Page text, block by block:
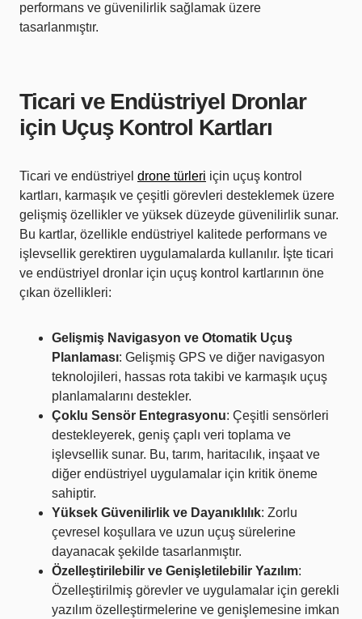
performans ve güvenilirlik sağlamak üzere
tasarlanmıştır.
Ticari ve Endüstriyel Dronlar
için Uçuş Kontrol Kartları
Ticari ve endüstriyel drone türleri için uçuş kontrol
kartları, karmaşık ve çeşitli görevleri desteklemek üzere
gelişmiş özellikler ve yüksek düzeyde güvenilirlik sunar.
Bu kartlar, özellikle endüstriyel kalitede performans ve
işlevsellik gerektiren uygulamalarda kullanılır. İşte ticari
ve endüstriyel dronlar için uçuş kontrol kartlarının öne
çıkan özellikleri:
Gelişmiş Navigasyon ve Otomatik Uçuş
Planlaması: Gelişmiş GPS ve diğer navigasyon
teknolojileri, hassas rota takibi ve karmaşık uçuş
planlamalarını destekler.
Çoklu Sensör Entegrasyonu: Çeşitli sensörleri
destekleyerek, geniş çaplı veri toplama ve
işlevsellik sunar. Bu, tarım, haritacılık, inşaat ve
diğer endüstriyel uygulamalar için kritik öneme
sahiptir.
Yüksek Güvenilirlik ve Dayanıklılık: Zorlu
çevresel koşullara ve uzun uçuş sürelerine
dayanacak şekilde tasarlanmıştır.
Özelleştirilebilir ve Genişletilebilir Yazılım:
Özelleştirilmiş görevler ve uygulamalar için gerekli
yazılım özelleştirmelerine ve genişlemesine imkan